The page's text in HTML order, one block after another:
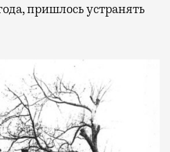
где можно
панорамные
и садятся
недостатка
их обычно
воздушных
пришлось устранять